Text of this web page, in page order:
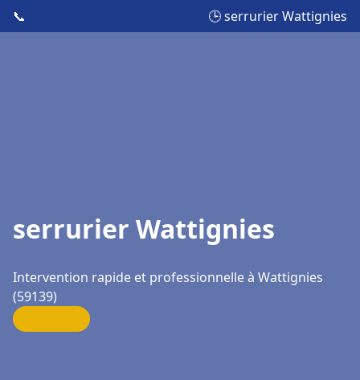
📞 🕒 serrurier Wattignies
serrurier Wattignies
Intervention rapide et professionnelle à Wattignies
(59139)